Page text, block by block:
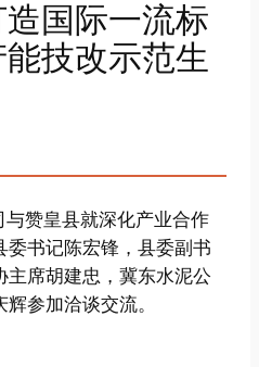
国际一流标
技改示范生
与赞皇县就深化产业合作
委书记陈宏锋，县委副书
主席胡建忠，冀东水泥公
参加洽谈交流。